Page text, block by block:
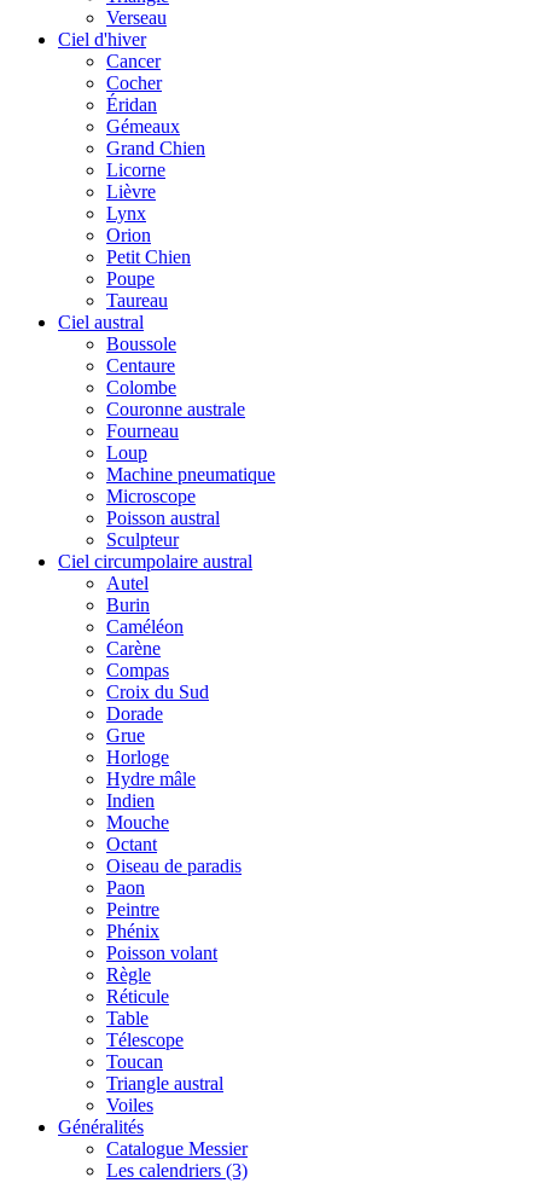
Verseau
Ciel d'hiver
Cancer
Cocher
Éridan
Gémeaux
Grand Chien
Licorne
Lièvre
Lynx
Orion
Petit Chien
Poupe
Taureau
Ciel austral
Boussole
Centaure
Colombe
Couronne australe
Fourneau
Loup
Machine pneumatique
Microscope
Poisson austral
Sculpteur
Ciel circumpolaire austral
Autel
Burin
Caméléon
Carène
Compas
Croix du Sud
Dorade
Grue
Horloge
Hydre mâle
Indien
Mouche
Octant
Oiseau de paradis
Paon
Peintre
Phénix
Poisson volant
Règle
Réticule
Table
Télescope
Toucan
Triangle austral
Voiles
Généralités
Catalogue Messier
Les calendriers (3)